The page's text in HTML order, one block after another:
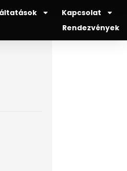
Kapcsolat
Rendezvények